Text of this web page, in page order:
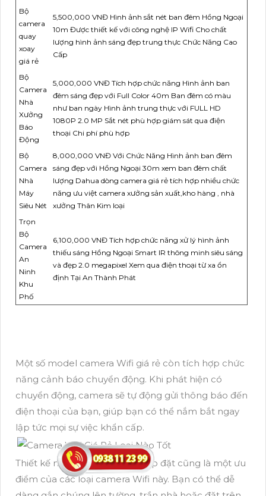
Bộ
camera
quay
xoay
giá rẻ
5,500,000 VNĐ Hình ảnh sắt nét ban đêm Hồng Ngoại
10m Được thiết kế với công nghệ IP Wifi Cho chất
lượng hình ảnh sáng đẹp trung thực Chức Năng Cao
Cấp
Bộ
Camera
Nhà
Xưởng
Báo
Động
5,000,000 VNĐ Tích hợp chức năng Hình ảnh ban
đêm sáng đẹp với Full Color 40m Ban đêm có màu
như ban ngày Hình ảnh trung thực với FULL HD
1080P 2.0 MP Sắt nét phù hợp giám sát qua điện
thoại Chi phí phù hợp
Bộ
Camera
Nhà
Máy
Siêu Nét
8,000,000 VNĐ Với Chức Năng Hình ảnh ban đêm
sáng đẹp với Hồng Ngoại 30m xem ban đêm chất
lượng Dahua dòng camera giá rẻ tích hợp nhiều chức
năng ưu việt camera xưởng sản xuất,kho hàng , nhà
xưởng Thân Kim loại
Trọn
Bộ
Camera
An
Ninh
Khu
Phố
6,100,000 VNĐ Tích hợp chức năng xử lý hình ảnh
thiếu sáng Hồng Ngoại Smart IR thông minh siêu sáng
và đẹp 2.0 megapixel Xem qua điện thoại từ xa ổn
định Tại An Thành Phát
Một số model camera Wifi giá rẻ còn tích hợp chức
năng cảnh báo chuyển động. Khi phát hiện có
chuyển động, camera sẽ tự động gửi thông báo đến
điện thoại của bạn, giúp bạn có thể nắm bắt ngay
lập tức mọi sự việc khẩn cấp.
Thiết kế nhỏ gọn và dễ dàng lắp đặt cũng là một ưu
điểm của các loại camera Wifi này. Bạn có thể dễ